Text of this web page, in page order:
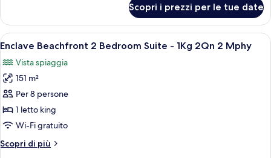
(Enclave)
letti
multipli,
di
alla
spiaggia
Scopri i prezzi per le tue date
Apri
tutte
le
foto
per
Enclave
Beachfront
Bedroom
Camera d'albergo con divano blu,
12
Enclave Beachfront 2 Bedroom Suite - 1Kg 2Qn 2 Mphy
Vista spiaggia
151 m²
Per 8 persone
1 letto king
Wi-Fi gratuito
Scopri di più
Altri